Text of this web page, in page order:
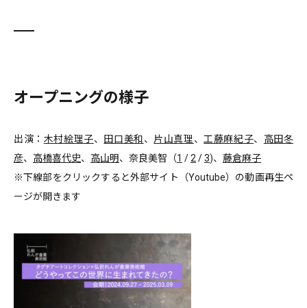
オープニングの様子
出演： 木村絵理子、 田口美和、 片山真理、 工藤麻紀子、 高田冬
彦、 高橋喜代史、 高山明、奈良美智（1 /2 /3)、 藤倉麻子
※下線部をクリックすると外部サイト（Youtube）の動画再生ペ
ージが開きます